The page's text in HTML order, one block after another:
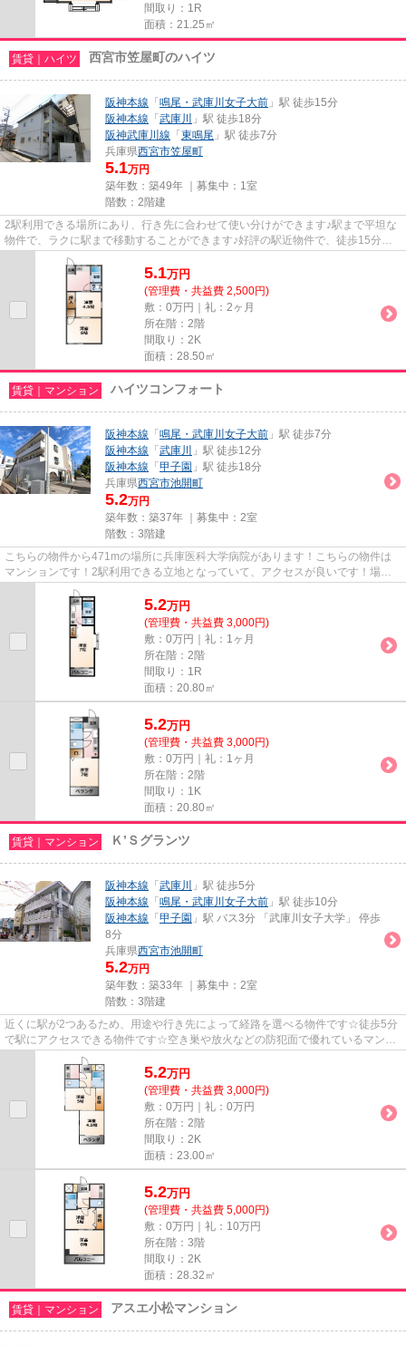
間取り：1R
面積：21.25㎡
賃貸｜ハイツ 西宮市笠屋町のハイツ
阪神本線 「 鳴尾・武庫川女子大前 」駅 徒歩15分
阪神本線 「 武庫川
」駅 徒歩18分
阪神武庫川線 「 東鳴尾 」駅 徒歩7分
兵庫県西宮市笠屋町
5.1万円
築年数：築49年 ｜募集中： 1室
階数：2階建
2駅利用できる場所にあり、行き先に合わせて使い分けができます♪駅まで平坦な
物件で、ラクに駅まで移動することができます♪好評の駅近物件で、徒歩15分で
のアクセスが可能です♪当社ス...
5.1万円
(管理費・共益費 2,500円)
敷：0万円｜礼：2ヶ月
所在階：2階
間取り：2K
面積：28.50㎡
賃貸｜マンション ハイツコンフォート
阪神本線 「 鳴尾・武庫川女子大前 」駅 徒歩7分
阪神本線 「 武庫川
」駅 徒歩12分
阪神本線 「 甲子園 」駅 徒歩18分
兵庫県西宮市池開町
5.2万円
築年数：築37年 ｜募集中： 2室
階数：3階建
こちらの物件から471mの場所に兵庫医科大学病院があります！こちらの物件は
マンションです！2駅利用できる立地となっていて、アクセスが良いです！場所
が平坦なのは、ランニングをする...
5.2万円
(管理費・共益費 3,000円)
敷：0万円｜礼：1ヶ月
所在階：2階
間取り：1R
面積：20.80㎡
5.2万円
(管理費・共益費 3,000円)
敷：0万円｜礼：1ヶ月
所在階：2階
間取り：1K
面積：20.80㎡
賃貸｜マンション Ｋ’Ｓグランツ
阪神本線 「 武庫川
」駅 徒歩5分
阪神本線 「 鳴尾・武庫川女子大前 」駅 徒歩10分
阪神本線 「 甲子園 」駅 バス3分 「武庫川女子大学」 停歩
8分
兵庫県西宮市池開町
5.2万円
築年数：築33年 ｜募集中： 2室
階数：3階建
近くに駅が2つあるため、用途や行き先によって経路を選べる物件です☆徒歩5分
で駅にアクセスできる物件です☆空き巣や放火などの防犯面で優れているマンシ
ョンタイプの物件です☆西宮市エ...
5.2万円
(管理費・共益費 3,000円)
敷：0万円｜礼：0万円
所在階：2階
間取り：2K
面積：23.00㎡
5.2万円
(管理費・共益費 5,000円)
敷：0万円｜礼：10万円
所在階：3階
間取り：2K
面積：28.32㎡
賃貸｜マンション アスエ小松マンション